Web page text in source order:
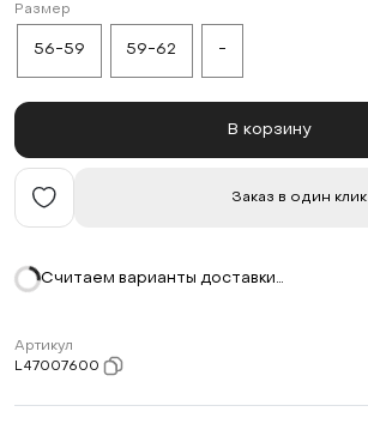
Размер
56-59 59-62 -
В корзину
Заказ в один клик
Считаем варианты доставки…
Артикул
L47007600